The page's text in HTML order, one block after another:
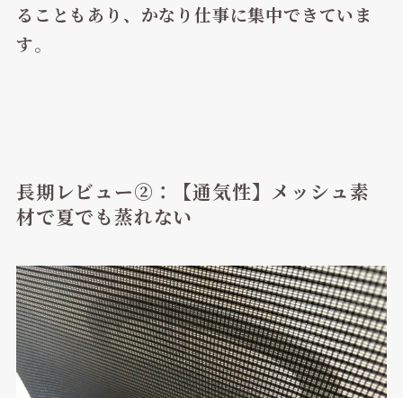
ることもあり、かなり仕事に集中できていま
す。
長期レビュー②：【通気性】メッシュ素
材で夏でも蒸れない